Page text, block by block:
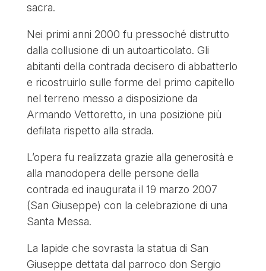
sacra.
Nei primi anni 2000 fu pressoché distrutto
dalla collusione di un autoarticolato. Gli
abitanti della contrada decisero di abbatterlo
e ricostruirlo sulle forme del primo capitello
nel terreno messo a disposizione da
Armando Vettoretto, in una posizione più
defilata rispetto alla strada.
L’opera fu realizzata grazie alla generosità e
alla manodopera delle persone della
contrada ed inaugurata il 19 marzo 2007
(San Giuseppe) con la celebrazione di una
Santa Messa.
La lapide che sovrasta la statua di San
Giuseppe dettata dal parroco don Sergio